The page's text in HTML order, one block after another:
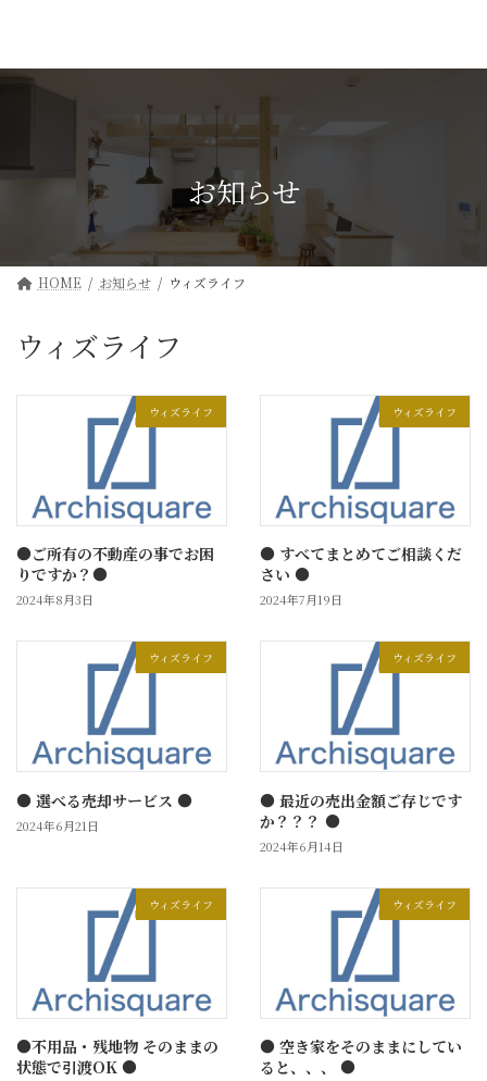
ン
ッ
ー
移
お知らせ
HOME お知らせ ウィズライフ
ウィズライフ
ウィズライフ
●ご所有の不動産の事でお困
りですか？●
2024年8月3日
ウィズライフ
● すべてまとめてご相談くだ
さい ●
2024年7月19日
ウィズライフ
● 選べる売却サービス ●
2024年6月21日
ウィズライフ
● 最近の売出金額ご存じです
か？？？ ●
2024年6月14日
ウィズライフ
●不用品・残地物 そのままの
状態で引渡OK ●
ウィズライフ
● 空き家をそのままにしてい
ると、、、 ●